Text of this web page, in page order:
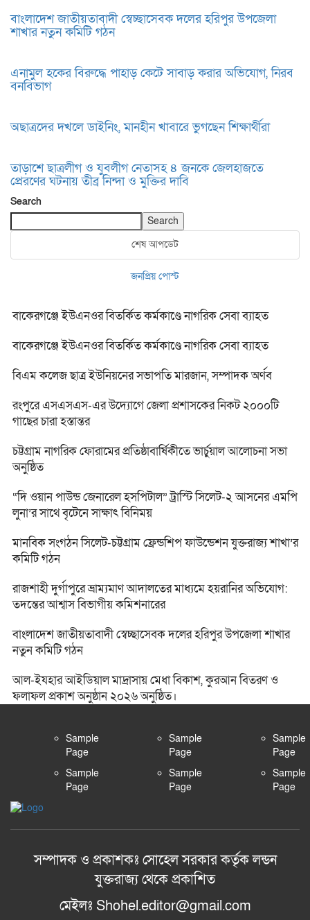
বাংলাদেশ জাতীয়তাবাদী স্বেচ্ছাসেবক দলের হরিপুর উপজেলা
শাখার নতুন কমিটি গঠন
এনামুল হকের বিরুদ্ধে পাহাড় কেটে সাবাড় করার অভিযোগ, নিরব
বনবিভাগ
অছাত্রদের দখলে ডাইনিং, মানহীন খাবারে ভুগছেন শিক্ষার্থীরা
তাড়াশে ছাত্রলীগ ও যুবলীগ নেতাসহ ৪ জনকে জেলহাজতে
প্রেরণের ঘটনায় তীব্র নিন্দা ও মুক্তির দাবি
Search
Search
শেষ আপডেট
জনপ্রিয় পোস্ট
বাকেরগঞ্জে ইউএনওর বিতর্কিত কর্মকাণ্ডে নাগরিক সেবা ব্যাহত
বাকেরগঞ্জে ইউএনওর বিতর্কিত কর্মকাণ্ডে নাগরিক সেবা ব্যাহত
বিএম কলেজ ছাত্র ইউনিয়নের সভাপতি মারজান, সম্পাদক অর্ণব
রংপুরে এসএসএস-এর উদ্যোগে জেলা প্রশাসকের নিকট ২০০০টি
গাছের চারা হস্তান্তর
চট্টগ্রাম নাগরিক ফোরামের প্রতিষ্ঠাবার্ষিকীতে ভার্চুয়াল আলোচনা সভা
অনুষ্ঠিত
“দি ওয়ান পাউন্ড জেনারেল হসপিটাল” ট্রাস্টি সিলেট-২ আসনের এমপি
লুনা’র সা‌থে বৃটেনে সাক্ষাৎ বিনিময়
মানবিক সংগঠন সিলেট-চট্টগ্রাম ফ্রেন্ডশিপ ফাউন্ডেশন যুক্তরাজ্য শাখা’র
কমিটি গঠন
রাজশাহী দুর্গাপুরে ভ্রাম্যমাণ আদালতের মাধ্যমে হয়রানির অভিযোগ:
তদন্তের আশ্বাস বিভাগীয় কমিশনারের
বাংলাদেশ জাতীয়তাবাদী স্বেচ্ছাসেবক দলের হরিপুর উপজেলা শাখার
নতুন কমিটি গঠন
আল-ইযহার আইডিয়াল মাদ্রাসায় মেধা বিকাশ, কুরআন বিতরণ ও
ফলাফল প্রকাশ অনুষ্ঠান ২০২৬ অনুষ্ঠিত।
Sample
Page
Sample
Page
Sample
Page
Sample
Page
Sample
Page
Sample
Page
সম্পাদক ও প্রকাশকঃ সোহেল সরকার কর্তৃক লন্ডন
যুক্তরাজ্য থেকে প্রকাশিত
মেইলঃ Shohel.editor@gmail.com